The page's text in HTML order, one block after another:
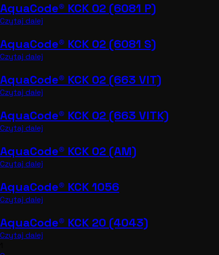
AquaCode® KCK 02 (6081 P)
Czytaj dalej
AquaCode® KCK 02 (6081 S)
Czytaj dalej
AquaCode® KCK 02 (663 VIT)
Czytaj dalej
AquaCode® KCK 02 (663 VITK)
Czytaj dalej
AquaCode® KCK 02 (AM)
Czytaj dalej
AquaCode® KCK 1056
Czytaj dalej
AquaCode® KCK 20 (4043)
Czytaj dalej